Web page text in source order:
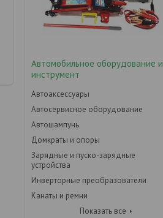
Автомобильное оборудование и
инструмент
Автоаксессуары
Автосервисное оборудование
Автошампунь
Домкраты и опоры
Зарядные и пуско-зарядные
устройства
Инверторные преобразователи
Канаты и ремни
Показать все